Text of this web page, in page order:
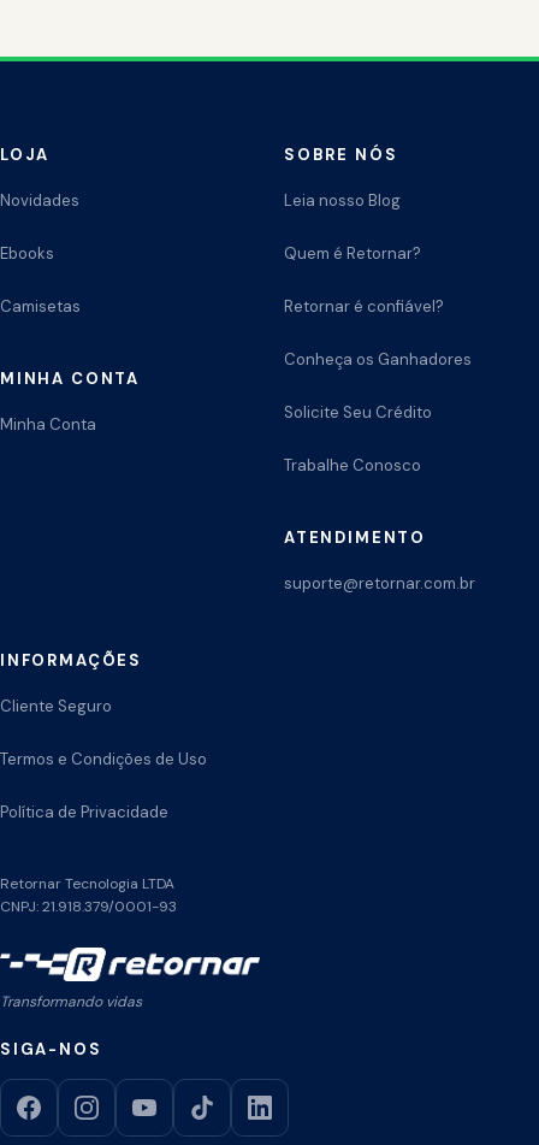
LOJA
Novidades
Ebooks
Camisetas
MINHA CONTA
Minha Conta
SOBRE NÓS
Leia nosso Blog
Quem é Retornar?
Retornar é confiável?
Conheça os Ganhadores
Solicite Seu Crédito
Trabalhe Conosco
ATENDIMENTO
suporte@retornar.com.br
INFORMAÇÕES
Cliente Seguro
Termos e Condições de Uso
Política de Privacidade
Retornar Tecnologia LTDA
CNPJ: 21.918.379/0001-93
Transformando vidas
SIGA-NOS